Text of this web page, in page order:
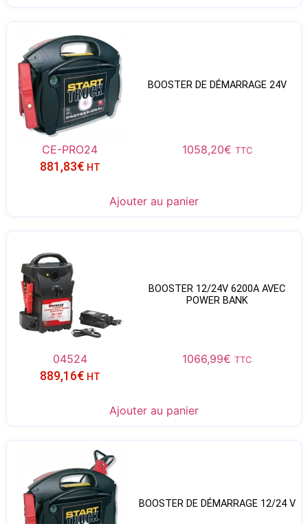
BOOSTER DE DÉMARRAGE 24V
CE-PRO24 1058,20€ TTC
881,83€ HT
Ajouter au panier
BOOSTER 12/24V 6200A AVEC
POWER BANK
04524 1066,99€ TTC
889,16€ HT
Ajouter au panier
BOOSTER DE DÉMARRAGE 12/24 V